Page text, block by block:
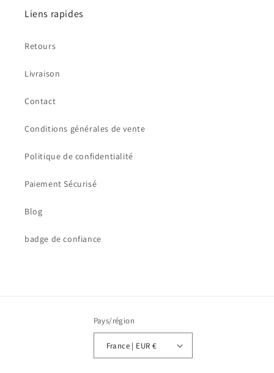
Liens rapides
Retours
Livraison
Contact
Conditions générales de vente
Politique de confidentialité
Paiement Sécurisé
Blog
badge de confiance
Pays/région
France | EUR €